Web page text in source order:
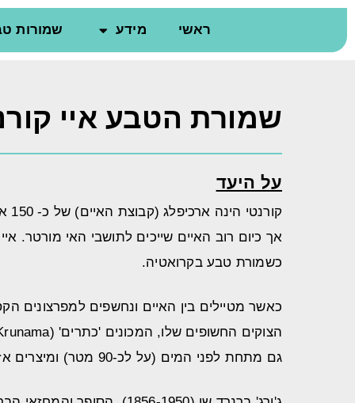
ראשי מידע שמורות
שמורת הטבע איי
על היעד
כשמורת טבע בקרואטיה.
כאשר מטיילים בין האיים ונחשפים למפרצונים
גם מתחת לפני המים (על לכ-90 מטר) ומיצרים אזורים עשירים בדגה ובעלי חיים נוספים.